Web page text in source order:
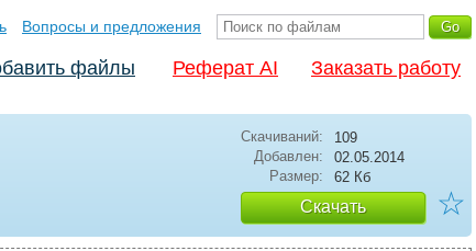
Вопросы и предложения
файлы Реферат AI Заказать работу
Скачиваний:
109
Добавлен:
02.05.2014
Размер:
62 Кб
Скачать ☆